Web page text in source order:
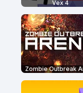
Vex 4
Zombie Outbreak